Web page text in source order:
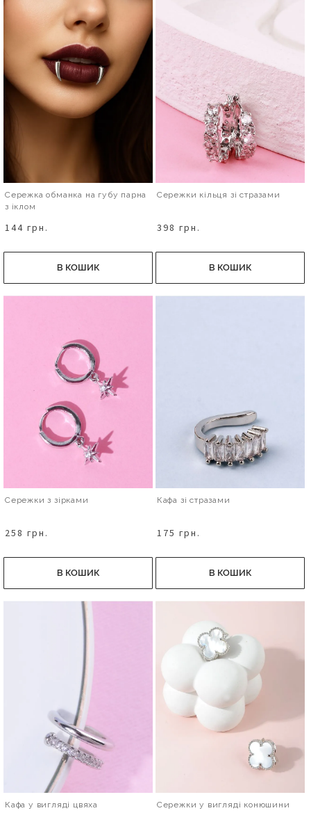
Сережка обманка на губу парна
з іклом
144 грн.
В КОШИК
Сережки кільця зі стразами
398 грн.
В КОШИК
Сережки з зірками
258 грн.
В КОШИК
Кафа зі стразами
175 грн.
В КОШИК
Кафа у вигляді цвяха Сережки у вигляді конюшини